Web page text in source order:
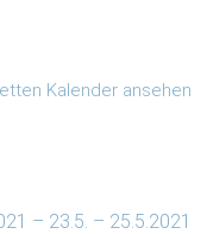
Kalender ansehen
– 23.5. – 25.5.2021